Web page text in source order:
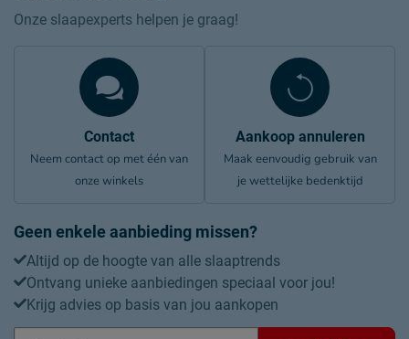
Onze slaapexperts helpen je graag!
Contact
Neem contact op met één van
onze winkels
Aankoop annuleren
Maak eenvoudig gebruik van
je wettelijke bedenktijd
Geen enkele aanbieding missen?
Altijd op de hoogte van alle slaaptrends
Ontvang unieke aanbiedingen speciaal voor jou!
Krijg advies op basis van jou aankopen